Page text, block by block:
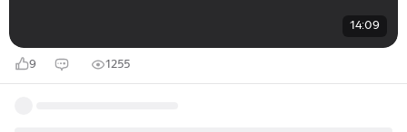
14:09
9 1255